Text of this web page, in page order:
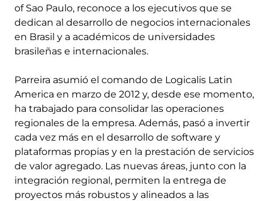
of Sao Paulo, reconoce a los ejecutivos que se
dedican al desarrollo de negocios internacionales
en Brasil y a académicos de universidades
brasileñas e internacionales.
Parreira asumió el comando de Logicalis Latin
America en marzo de 2012 y, desde ese momento,
ha trabajado para consolidar las operaciones
regionales de la empresa. Además, pasó a invertir
cada vez más en el desarrollo de software y
plataformas propias y en la prestación de servicios
de valor agregado. Las nuevas áreas, junto con la
integración regional, permiten la entrega de
proyectos más robustos y alineados a las